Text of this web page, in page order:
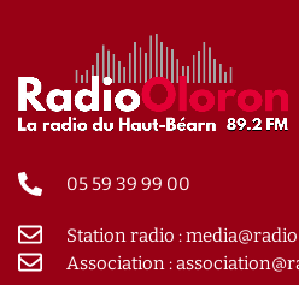
05 59 39 99 00
Station radio :
Association :